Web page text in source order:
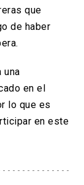
que
de haber
una
en el
lo que es
en este